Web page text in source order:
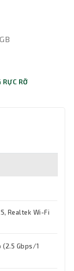
RỰC RỠ
Realtek Wi-Fi
(2.5 Gbps/1